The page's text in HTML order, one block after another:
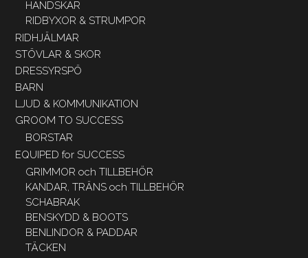
HANDSKAR
RIDBYXOR & STRUMPOR
RIDHJÄLMAR
STÖVLAR & SKOR
DRESSYRSPÖ
BARN
LJUD & KOMMUNIKATION
GROOM TO SUCCESS
BORSTAR
EQUIPED for SUCCESS
GRIMMOR och TILLBEHÖR
KANDAR, TRÄNS och TILLBEHÖR
SCHABRAK
BENSKYDD & BOOTS
BENLINDOR & PADDAR
TÄCKEN